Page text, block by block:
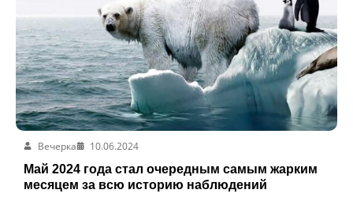
Вечерка
10.06.2024
Май 2024 года стал очередным самым жарким
месяцем за всю историю наблюдений